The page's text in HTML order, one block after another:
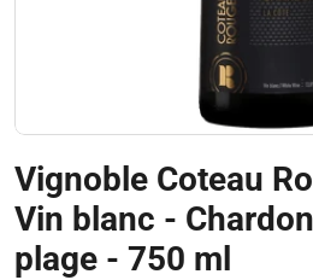
Vignoble Coteau
Vin blanc -
plage - 750 ml